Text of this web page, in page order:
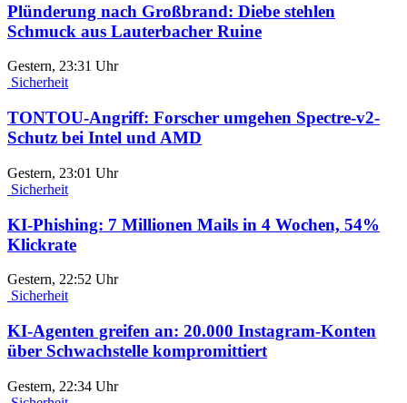
Plünderung nach Großbrand: Diebe stehlen
Schmuck aus Lauterbacher Ruine
Gestern, 23:31 Uhr
Sicherheit
TONTOU-Angriff: Forscher umgehen Spectre-v2-
Schutz bei Intel und AMD
Gestern, 23:01 Uhr
Sicherheit
KI-Phishing: 7 Millionen Mails in 4 Wochen, 54%
Klickrate
Gestern, 22:52 Uhr
Sicherheit
KI-Agenten greifen an: 20.000 Instagram-Konten
über Schwachstelle kompromittiert
Gestern, 22:34 Uhr